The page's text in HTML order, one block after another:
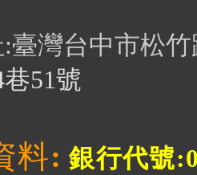
:臺灣台中市松
51號
料: 銀行代號